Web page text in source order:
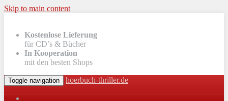
Skip to main content
Kostenlose Lieferung
für CD’s & Bücher
In Kooperation
mit den besten Shops
Toggle navigation hoerbuch-thriller.de